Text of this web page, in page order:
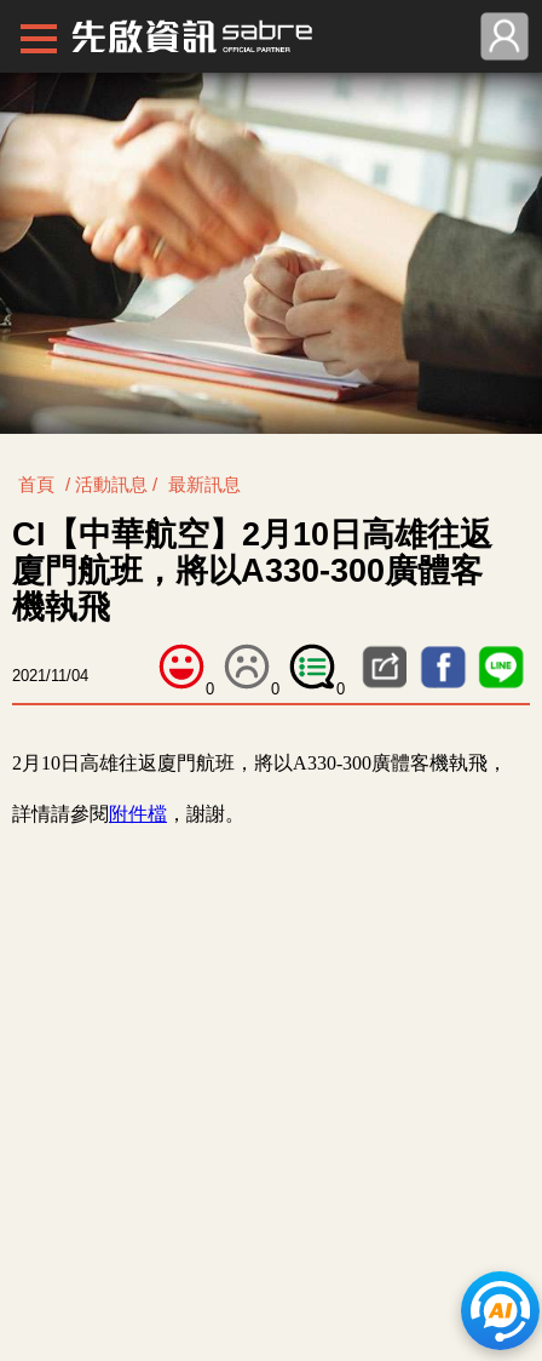
首頁 / 活動訊息 / 最新訊息
CI【中華航空】2月10日高雄往返
廈門航班，將以A330-300廣體客
機執飛
0 0 0
2021/11/04